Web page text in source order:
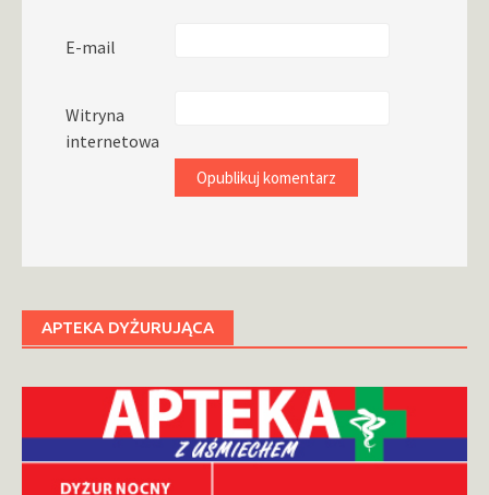
E-mail
Witryna
internetowa
APTEKA DYŻURUJĄCA